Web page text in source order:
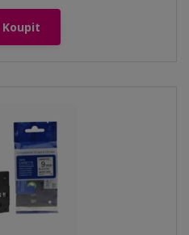
Koupit